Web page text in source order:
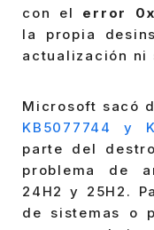
con el error
la propia
actualización ni
Microsoft sacó
KB5077744 y
parte del
problema de
24H2 y 25H2.
de sistemas o